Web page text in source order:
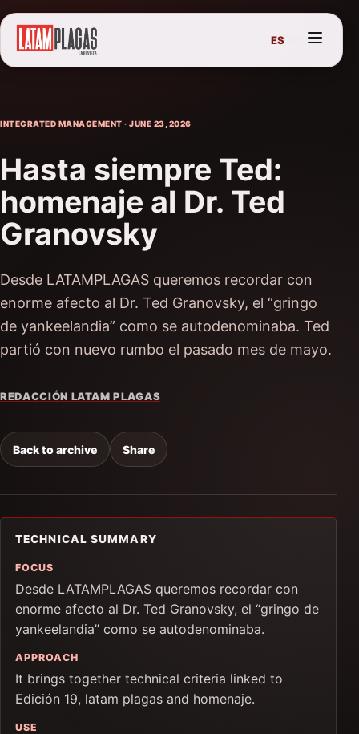
ES
INTEGRATED MANAGEMENT · JUNE 23, 2026
Hasta siempre Ted:
homenaje al Dr. Ted
Granovsky
Desde LATAMPLAGAS queremos recordar con
enorme afecto al Dr. Ted Granovsky, el “gringo
de yankeelandia” como se autodenominaba. Ted
partió con nuevo rumbo el pasado mes de mayo.
REDACCIÓN LATAM PLAGAS
Back to archive Share
TECHNICAL SUMMARY
FOCUS
Desde LATAMPLAGAS queremos recordar con
enorme afecto al Dr. Ted Granovsky, el “gringo de
yankeelandia” como se autodenominaba.
APPROACH
It brings together technical criteria linked to
Edición 19, latam plagas and homenaje.
USE